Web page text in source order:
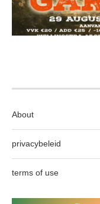
About
privacybeleid
terms of use